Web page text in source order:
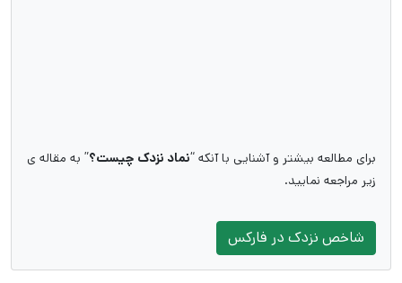
برای مطالعه بیشتر و آشنایی با آنکه “نماد نزدک چیست؟” به مقاله ی
زیر مراجعه نمایید.
شاخص نزدک در فارکس